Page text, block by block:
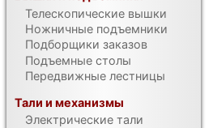
Телескопические вышки
Ножничные подъемники
Подборщики заказов
Подъемные столы
Передвижные лестницы
Тали и механизмы
Электрические тали